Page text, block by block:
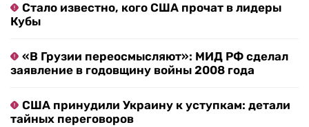
Стало известно, кого США прочат в лидеры
Кубы
«В Грузии переосмысляют»: МИД РФ сделал
заявление в годовщину войны 2008 года
США принудили Украину к уступкам: детали
тайных переговоров